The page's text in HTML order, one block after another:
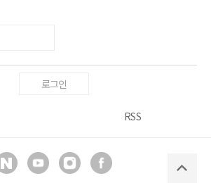
로그인
RSS